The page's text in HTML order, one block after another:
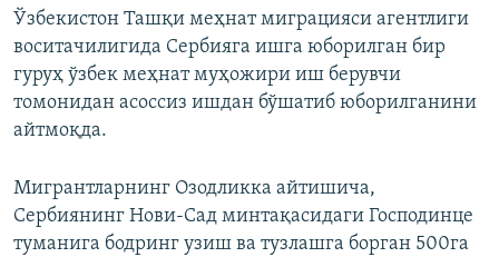
Ўзбекистон Ташқи меҳнат миграцияси агентлиги
воситачилигида Сербияга ишга юборилган бир
гуруҳ ўзбек меҳнат муҳожири иш берувчи
томонидан асоссиз ишдан бўшатиб юборилганини
айтмоқда.
Мигрантларнинг Озодликка айтишича,
Сербиянинг Нови-Сад минтақасидаги Господинце
туманига бодринг узиш ва тузлашга борган 500га